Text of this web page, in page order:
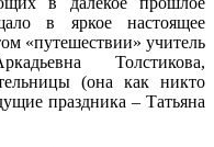
в яркое настоящее
«путешествии» учитель
Толстикова,
(она как никто
праздника – Татьяна